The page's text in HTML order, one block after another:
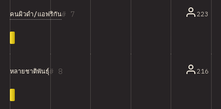
7
คนผิวดำ/แอฟริกัน 223
8
หลายชาติพันธุ์ 216